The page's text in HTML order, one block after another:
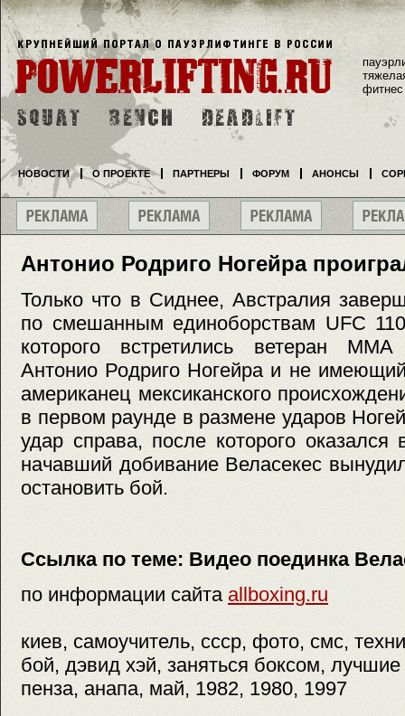
Антонио Родриго Ногейра
Только что в Сиднее, Австралия
по смешанным единоборствам UFC
которого встретились ветеран
Антонио Родриго Ногейра и не
американец мексиканского
в первом раунде в размене ударов
удар справа, после которого
начавший добивание Веласекес
остановить бой.
Ссылка по теме: Видео поединка
по информации сайта allboxing.ru
киев, самоучитель, ссср, фото, смс,
бой, дэвид хэй, заняться боксом,
пенза, анапа, май, 1982, 1980, 1997
фитнес
НОВОСТИ О ПРОЕКТЕ ПАРТНЕРЫ ФОРУМ АНОНСЫ